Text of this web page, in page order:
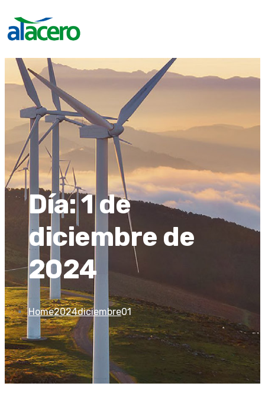
Día:1 de
diciembre de
2024
Home2024diciembre01